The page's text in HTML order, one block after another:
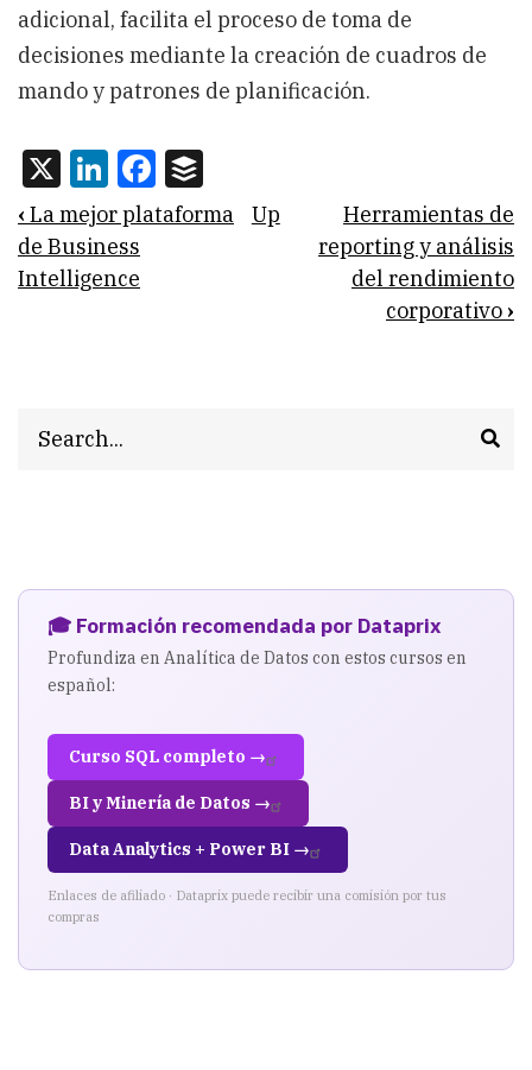
adicional, facilita el proceso de toma de
decisiones mediante la creación de cuadros de
mando y patrones de planificación.
X LinkedIn
Facebook
Book
traversal
links
de
BSC
‹ La mejor plataforma
de Business
Intelligence
Up
Herramientas de
reporting y análisis
del rendimiento
corporativo ›
🎓 Formación recomendada por Dataprix
Profundiza en Analítica de Datos con estos cursos en
español:
Curso SQL completo →
BI y Minería de Datos →
Data Analytics + Power BI →
Enlaces de afiliado · Dataprix puede recibir una comisión por tus
compras